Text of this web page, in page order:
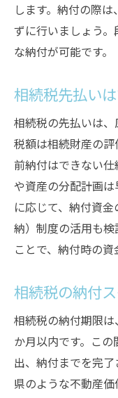
します。納付の際
ずに行いましょう
な納付が可能です。
相続税先払い
相続税の先払いは
税額は相続財産の
前納付はできない
や資産の分配計画
に応じて、納付資
納）制度の活用も
ことで、納付時の資
相続税の納付
相続税の納付期限
か月以内です。こ
出、納付までを完
県のような不動産